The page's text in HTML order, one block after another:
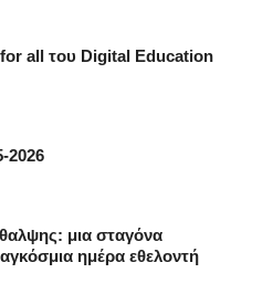
all του Digital Education
2026
μια σταγόνα
ημέρα εθελοντή